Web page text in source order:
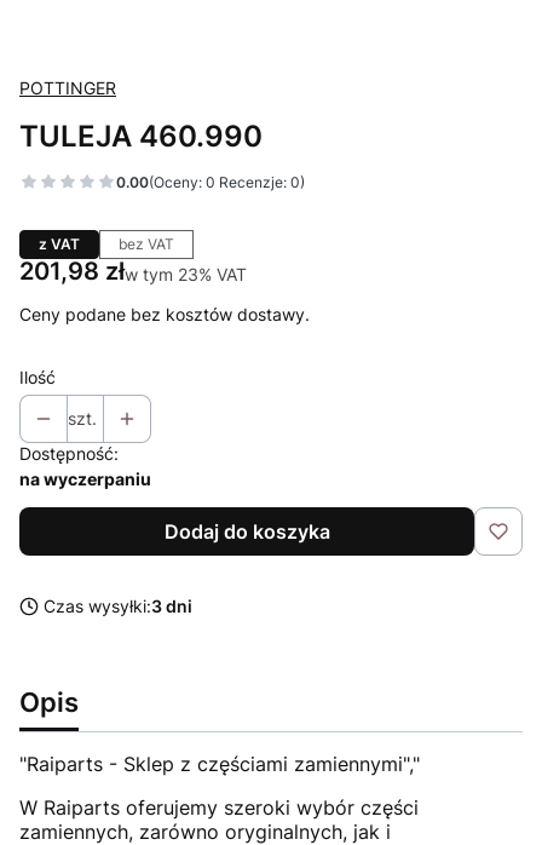
POTTINGER
TULEJA 460.990
0.00(Oceny: 0 Recenzje: 0)
z VAT bez VAT
Cena
201,98 złw tym 23% VAT
w tym 23% VAT
Ceny podane bez kosztów dostawy.
Ilość
szt.
Dostępność:
na wyczerpaniu
Dodaj do koszyka
Czas wysyłki:3 dni
Opis
"Raiparts - Sklep z częściami zamiennymi","
W Raiparts oferujemy szeroki wybór części
zamiennych, zarówno oryginalnych, jak i